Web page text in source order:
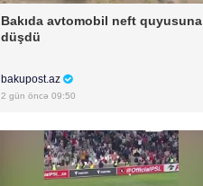
Bakıda avtomobil neft quyusuna
düşdü
bakupost.az
2 gün öncə 09:50